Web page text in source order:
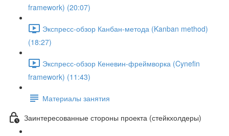
framework) (20:07)
Экспресс-обзор Канбан-метода (Kanban method)
(18:27)
Экспресс-обзор Кеневин-фреймворка (Cynefin
framework) (11:43)
Материалы занятия
Заинтересованные стороны проекта (стейкхолдеры)